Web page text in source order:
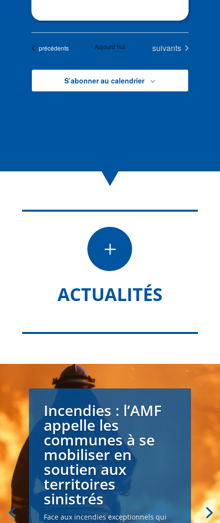
Évènements
précédents Aujourd’hui Évènements
suivants
S’abonner au calendrier
L
ACTUALITÉS
Incendies : l’AMF
appelle les
communes à se
mobiliser en
soutien aux
territoires
sinistrés
Face aux incendies exceptionnels qui